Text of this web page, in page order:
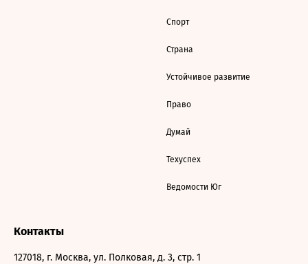
Спорт
Страна
Устойчивое развитие
Право
Думай
Техуспех
Ведомости Юг
Контакты
127018, г. Москва, ул. Полковая, д. 3, стр. 1